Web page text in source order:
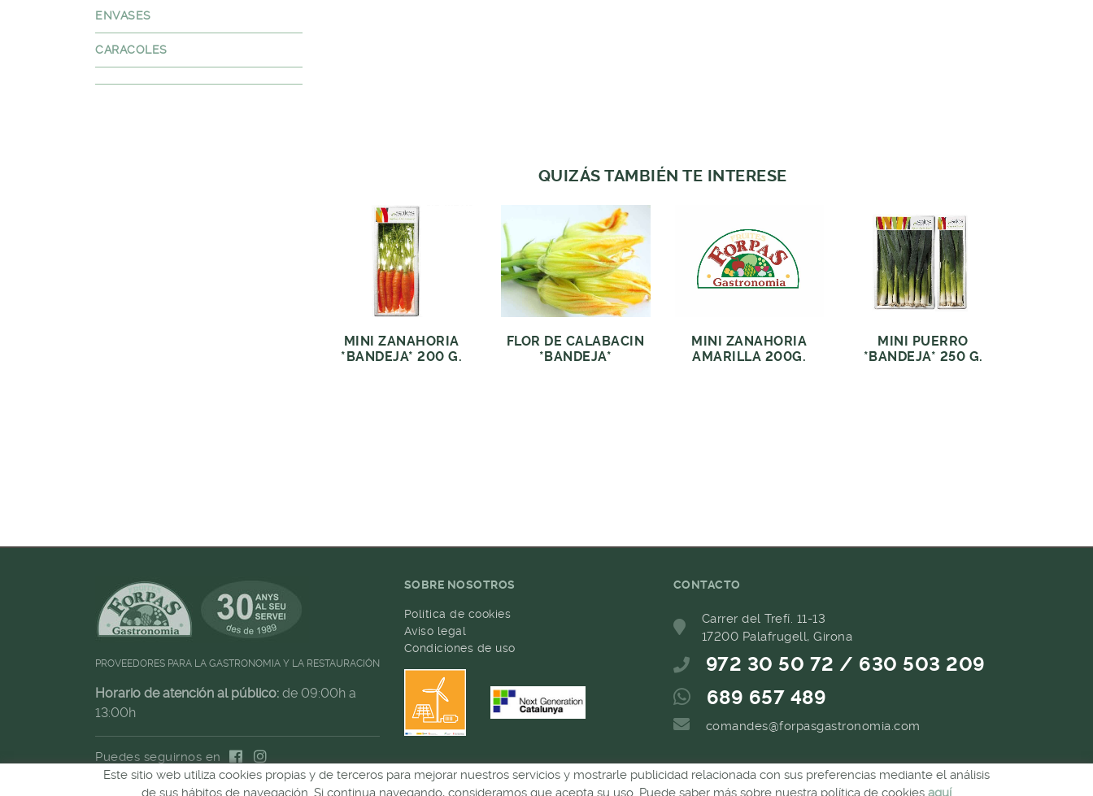
ENVASES
CARACOLES
QUIZÁS TAMBIÉN TE INTERESE
MINI ZANAHORIA
*BANDEJA* 200 G.
FLOR DE CALABACIN
*BANDEJA*
MINI ZANAHORIA
AMARILLA 200G.
MINI PUERRO
*BANDEJA* 250 G.
PROVEEDORES PARA LA GASTRONOMIA Y LA RESTAURACIÓN
Horario de atención al público: de 09:00h a
13:00h
Puedes seguirnos en
SOBRE NOSOTROS
Política de cookies
Aviso legal
Condiciones de uso
CONTACTO
Carrer del Trefí. 11-13
17200 Palafrugell, Girona
972 30 50 72 / 630 503 209
689 657 489
comandes@forpasgastronomia.com
Este sitio web utiliza cookies propias y de terceros para mejorar nuestros servicios y mostrarle publicidad relacionada con sus preferencias mediante el análisis
de sus hábitos de navegación. Si continua navegando, consideramos que acepta su uso. Puede saber más sobre nuestra política de cookies aquí